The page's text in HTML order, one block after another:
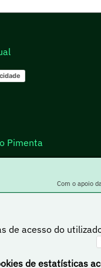
acesso do
de estatísticas
Pimenta
Com o apoio
sob uma licença Creative